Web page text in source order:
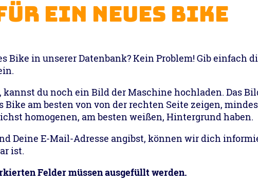
ein neues Bike
Bike in unserer Datenbank? Kein Problem! Gib einfach
du noch ein Bild der Maschine hochladen. Das
Bike am besten von von der rechten Seite zeigen,
homogenen, am besten weißen, Hintergrund haben.
Deine E-Mail-Adresse angibst, können wir dich
ist.
Felder müssen ausgefüllt werden.